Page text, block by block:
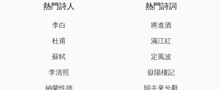
熱門詩人
李白
杜甫
蘇軾
李清照
納蘭性德
熱門詩詞
將進酒
滿江紅
定風波
嶽陽樓記
歸去來兮辭